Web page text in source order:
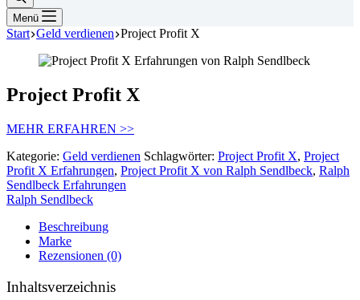
Menü
Start Geld verdienen Project Profit X
Project Profit X
MEHR ERFAHREN >>
Kategorie: Geld verdienen Schlagwörter: Project Profit X, Project
Profit X Erfahrungen, Project Profit X von Ralph Sendlbeck, Ralph
Sendlbeck Erfahrungen
Ralph Sendlbeck
Beschreibung
Marke
Rezensionen (0)
Inhaltsverzeichnis